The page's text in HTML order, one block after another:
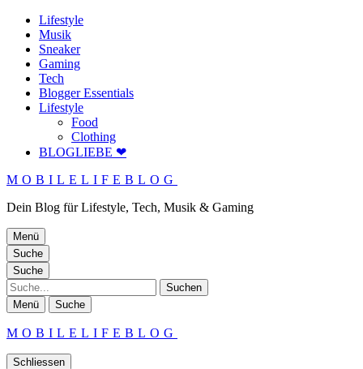
Lifestyle
Musik
Sneaker
Gaming
Tech
Blogger Essentials
Lifestyle
Food
Clothing
BLOGLIEBE ❤
MOBILELIFEBLOG
Dein Blog für Lifestyle, Tech, Musik & Gaming
Menü
Suche
Suche
Suche
Menü Suche
MOBILELIFEBLOG
Schliessen